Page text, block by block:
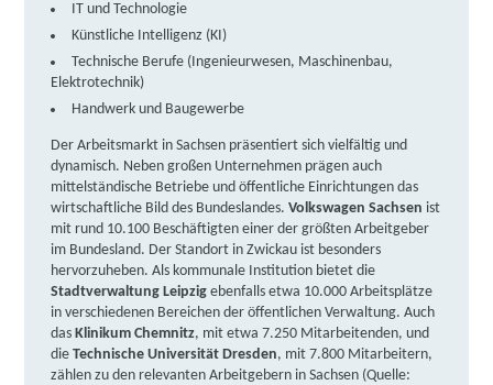
gemeinnützige Gesellschaft mbH | Halsbrücker Str.
34, 09599 Freiberg Partner
Fortbildungsakademie der Wirtschaft (faw)
gemeinnützige Gesellschaft mbH | Carl-Thieme-
Straße 28, 01705 FreitalPartner
weitere Informationen
bam GmbH | Dresdner Straße 313, 01705 Freital
Partner
weitere Informationen
IT und Technologie
Künstliche Intelligenz (KI)
Technische Berufe (Ingenieurwesen, Maschinenbau,
Elektrotechnik)
Handwerk und Baugewerbe
Der Arbeitsmarkt in Sachsen präsentiert sich vielfältig und
dynamisch. Neben großen Unternehmen prägen auch
mittelständische Betriebe und öffentliche Einrichtungen das
wirtschaftliche Bild des Bundeslandes. ​Volkswagen Sachsen ist
mit rund 10.100 Beschäftigten einer der größten Arbeitgeber
im Bundesland. Der Standort in Zwickau ist besonders
hervorzuheben. ​Als kommunale Institution bietet die
Stadtverwaltung Leipzig ebenfalls etwa 10.000 Arbeitsplätze
in verschiedenen Bereichen der öffentlichen Verwaltung. ​Auch
dasKlinikum Chemnitz, mit etwa 7.250 Mitarbeitenden, und
dieTechnische Universität Dresden, mit 7.800 Mitarbeitern,
zählen zu den relevanten Arbeitgebern in Sachsen (Quelle: